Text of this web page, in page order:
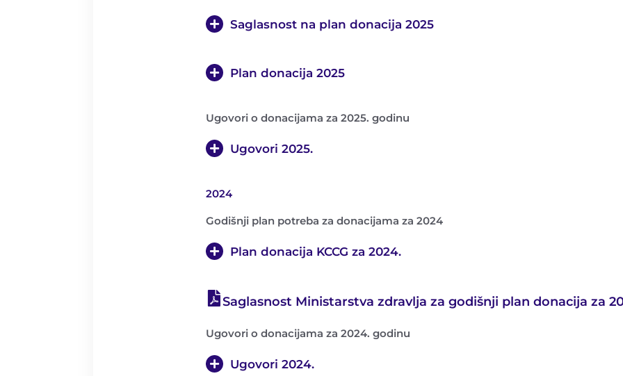
Saglasnost na plan donacija 2025
Plan donacija 2025
Ugovori o donacijama za 2025. godinu
Ugovori 2025.
2024
Godišnji plan potreba za donacijama za 2024
Plan donacija KCCG za 2024.
Saglasnost Ministarstva zdravlja za godišnji plan donacija za
Ugovori o donacijama za 2024. godinu
Ugovori 2024.